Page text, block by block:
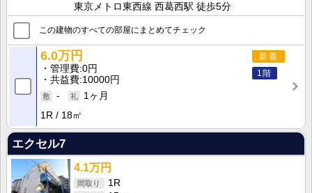
東京メトロ東西線 西葛西駅 徒歩5分
この建物のすべての部屋にまとめてチェック
新着
1階
6.0万円
管理費 0円
共益費 10000円
-
1ヶ月
1R
18㎡
エクセル7
4.1万円
1R